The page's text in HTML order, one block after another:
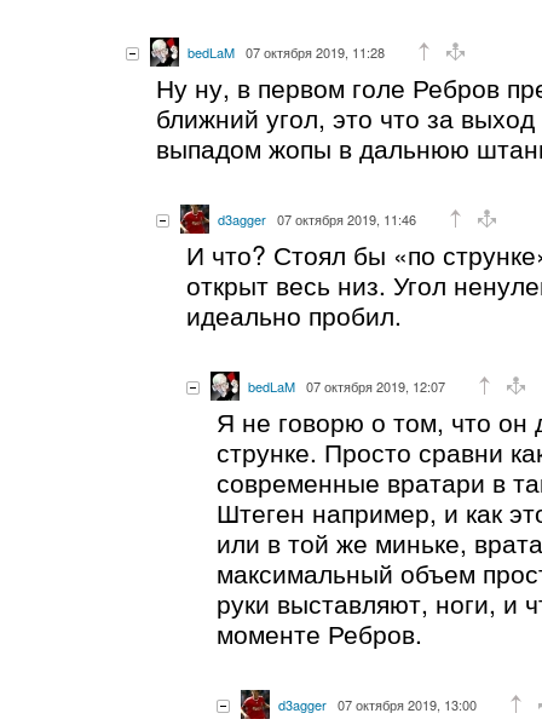
bedLaM 07 октября 2019, 11:28
Ну ну, в первом голе Ребров
ближний угол, это что за
выпадом жопы в дальнюю
d3agger 07 октября 2019, 11:46
И что? Стоял бы «по
открыт весь низ. Угол
идеально пробил.
bedLaM 07 октября 2019, 12:07
Я не говорю о том, что он
струнке. Просто сравни
современные вратари в
Штеген например, и как
или в той же миньке,
максимальный объем
руки выставляют, ноги, и
моменте Ребров.
d3agger 07 октября 2019, 13:00